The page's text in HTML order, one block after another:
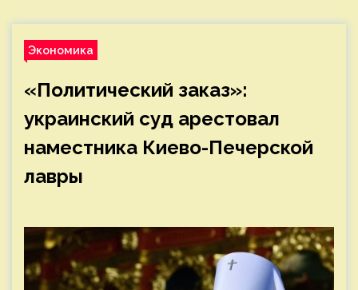
Экономика
«Политический заказ»:
украинский суд арестовал
наместника Киево-Печерской
лавры